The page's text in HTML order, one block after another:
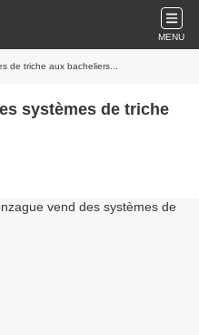
MENU
de triche aux bacheliers...
systèmes de triche